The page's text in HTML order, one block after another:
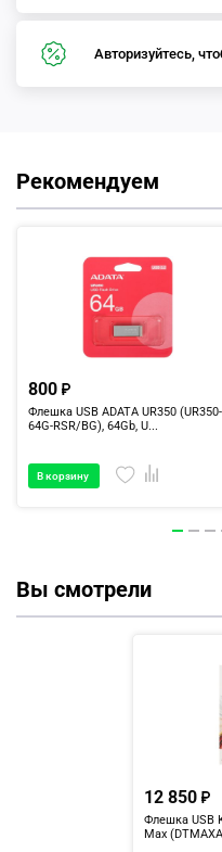
Авторизуйтесь,
Рекомендуем
800
Флешка USB ADATA UR350 (UR350-
64G-RSR/BG), 64Gb, U...
В корзину
Вы смотрели
12 850
Флешка USB
Max